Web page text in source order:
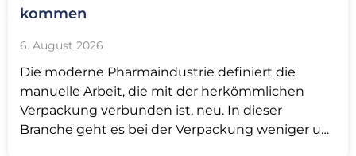
kommen
6. August 2026
Die moderne Pharmaindustrie definiert die
manuelle Arbeit, die mit der herkömmlichen
Verpackung verbunden ist, neu. In dieser
Branche geht es bei der Verpackung weniger um